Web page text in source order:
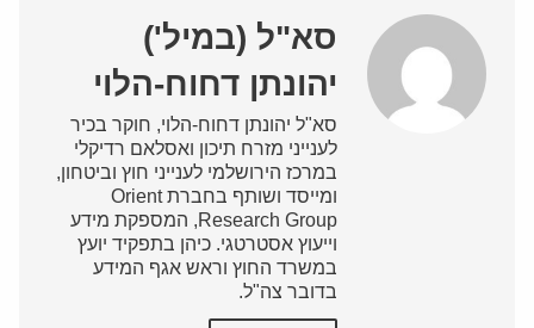
סא"ל (במיל')
יהונתן דחוח-הלוי
סא"ל יהונתן דחוח-הלוי, חוקר בכיר
לענייני מזרח תיכון ואסלאם רדיקלי
במרכז הירושלמי לענייני חוץ וביטחון,
ומייסד ושותף בחברת Orient
Research Group, המספקת מידע
וייעוץ אסטרטגי. כיהן בתפקיד יועץ
במשרד החוץ וראש אגף המידע
בדובר צה"ל.